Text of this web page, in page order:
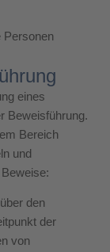
Personen
eines
Beweisführung.
Bereich
und
den
der
von